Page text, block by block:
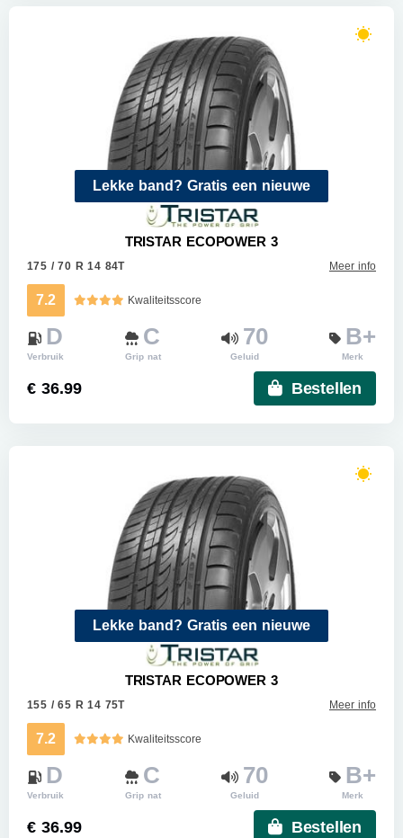
Lekke band? Gratis een nieuwe
TRISTAR ECOPOWER 3
175 / 70 R 14 84T Meer info
7.2 Kwaliteitsscore
D
Verbruik
C
Grip nat
70
Geluid
B+
Merk
€ 36.99 Bestellen
Lekke band? Gratis een nieuwe
TRISTAR ECOPOWER 3
155 / 65 R 14 75T Meer info
7.2 Kwaliteitsscore
D
Verbruik
C
Grip nat
70
Geluid
B+
Merk
€ 36.99 Bestellen